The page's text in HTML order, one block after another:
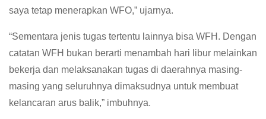
saya tetap menerapkan WFO,” ujarnya.
“Sementara jenis tugas tertentu lainnya bisa WFH. Dengan
catatan WFH bukan berarti menambah hari libur melainkan
bekerja dan melaksanakan tugas di daerahnya masing-
masing yang seluruhnya dimaksudnya untuk membuat
kelancaran arus balik,” imbuhnya.